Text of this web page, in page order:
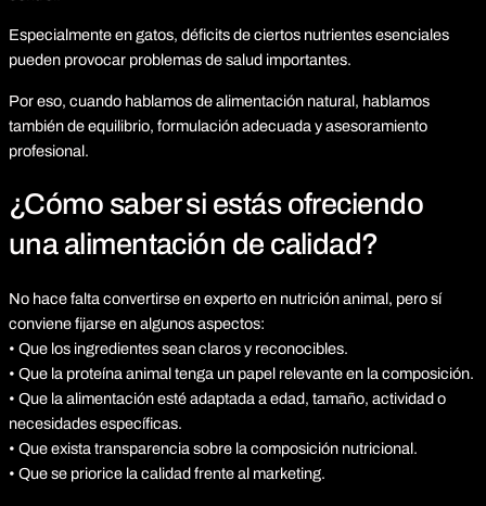
Especialmente en gatos, déficits de ciertos nutrientes esenciales
pueden provocar problemas de salud importantes.
Por eso, cuando hablamos de alimentación natural, hablamos
también de equilibrio, formulación adecuada y asesoramiento
profesional.
¿Cómo saber si estás ofreciendo
una alimentación de calidad?
No hace falta convertirse en experto en nutrición animal, pero sí
conviene fijarse en algunos aspectos:
• Que los ingredientes sean claros y reconocibles.
• Que la proteína animal tenga un papel relevante en la composición.
• Que la alimentación esté adaptada a edad, tamaño, actividad o
necesidades específicas.
• Que exista transparencia sobre la composición nutricional.
• Que se priorice la calidad frente al marketing.